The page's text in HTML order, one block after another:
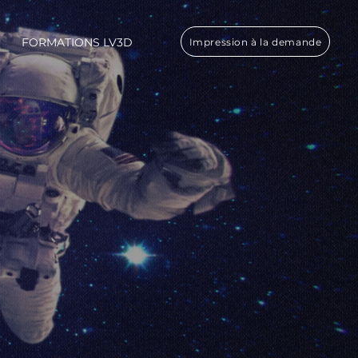
FORMATIONS LV3D Impression à la demande